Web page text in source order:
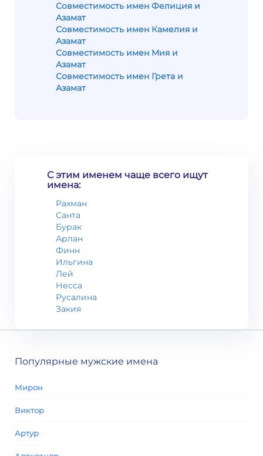
Совместимость имен Фелиция и
Азамат
Совместимость имен Камелия и
Азамат
Совместимость имен Мия и
Азамат
Совместимость имен Грета и
Азамат
С этим именем чаще всего ищут
имена:
Рахман
Санта
Бурак
Арлан
Финн
Ильгина
Лей
Несса
Русалина
Закия
Популярные мужские имена
Мирон
Виктор
Артур